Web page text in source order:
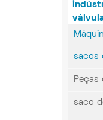
sacos
Peças
saco